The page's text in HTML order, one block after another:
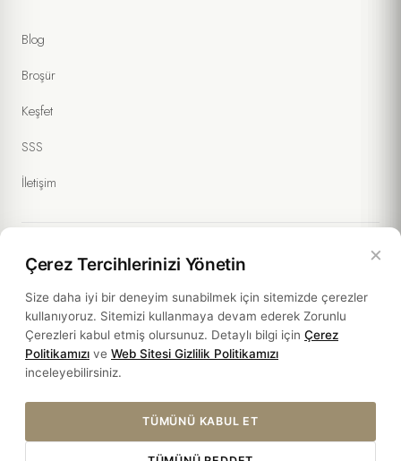
Blog
Broşür
Keşfet
SSS
İletişim
Yasal Bilgiler
Politikalar
Sürdürülebilirlik
×
Çerez Tercihlerinizi Yönetin
Size daha iyi bir deneyim sunabilmek için sitemizde çerezler
kullanıyoruz. Sitemizi kullanmaya devam ederek Zorunlu
Çerezleri kabul etmiş olursunuz. Detaylı bilgi için Çerez
Politikamızı ve Web Sitesi Gizlilik Politikamızı
inceleyebilirsiniz.
TÜMÜNÜ KABUL ET